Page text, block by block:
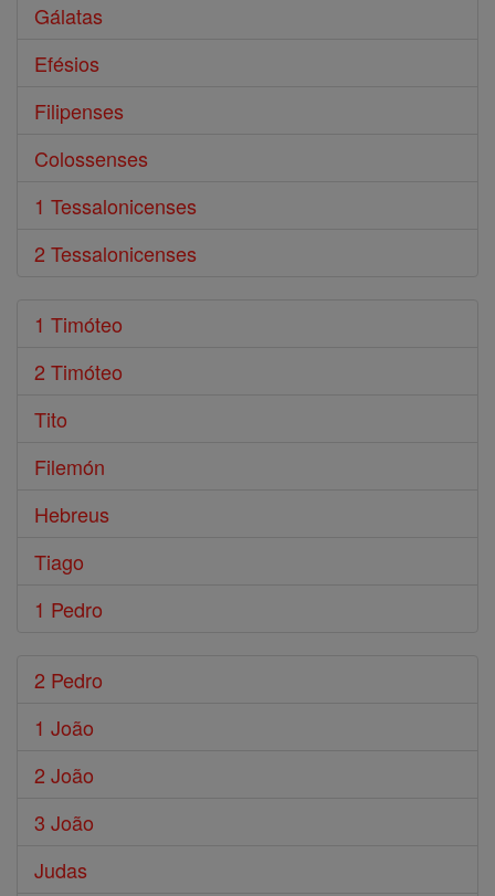
Gálatas
Efésios
Filipenses
Colossenses
1 Tessalonicenses
2 Tessalonicenses
1 Timóteo
2 Timóteo
Tito
Filemón
Hebreus
Tiago
1 Pedro
2 Pedro
1 João
2 João
3 João
Judas